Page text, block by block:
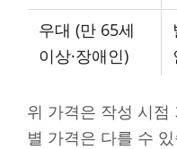
우대 (만 65세
이상·장애인)
위 가격은 작성 시점
별 가격은 다를 수